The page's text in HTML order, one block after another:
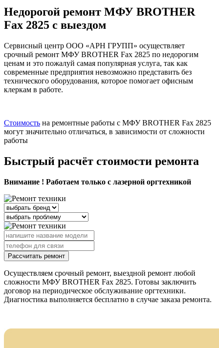
Недорогой ремонт МФУ BROTHER
Fax 2825 с выездом
Сервисный центр ООО «АРН ГРУПП» осуществляет
срочный ремонт МФУ BROTHER Fax 2825 по недорогим
ценам и это пожалуй самая популярная услуга, так как
современные предприятия невозможно представить без
технического оборудования, которое помогает офисным
клеркам в работе.
Стоимость на ремонтные работы с МФУ BROTHER Fax 2825
могут значительно отличаться, в зависимости от сложности
работы
Быстрый расчёт стоимости ремонта
Внимание ! Работаем только с лазерной оргтехникой
Рассчитать ремонт
Осуществляем срочный ремонт, выездной ремонт любой
сложности МФУ BROTHER Fax 2825. Готовы заключить
договор на периодическое обслуживание оргтехники.
Диагностика выполняется бесплатно в случае заказа ремонта.